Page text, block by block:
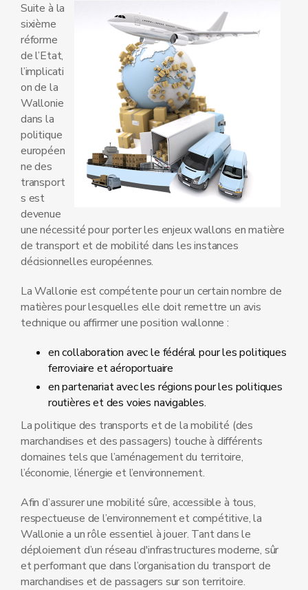
Suite à la
sixième
réforme
de l’Etat,
l’implicati
on de la
Wallonie
dans la
politique
européen
ne des
transport
s est
devenue
une nécessité pour porter les enjeux wallons en matière
de transport et de mobilité dans les instances
décisionnelles européennes.
La Wallonie est compétente pour un certain nombre de
matières pour lesquelles elle doit remettre un avis
technique ou affirmer une position wallonne :
en collaboration avec le fédéral pour les politiques
ferroviaire et aéroportuaire
en partenariat avec les régions pour les politiques
routières et des voies navigables.
La politique des transports et de la mobilité (des
marchandises et des passagers) touche à différents
domaines tels que l’aménagement du territoire,
l’économie, l’énergie et l’environnement.
Afin d’assurer une mobilité sûre, accessible à tous,
respectueuse de l’environnement et compétitive, la
Wallonie a un rôle essentiel à jouer. Tant dans le
déploiement d’un réseau d'infrastructures moderne, sûr
et performant que dans l’organisation du transport de
marchandises et de passagers sur son territoire.